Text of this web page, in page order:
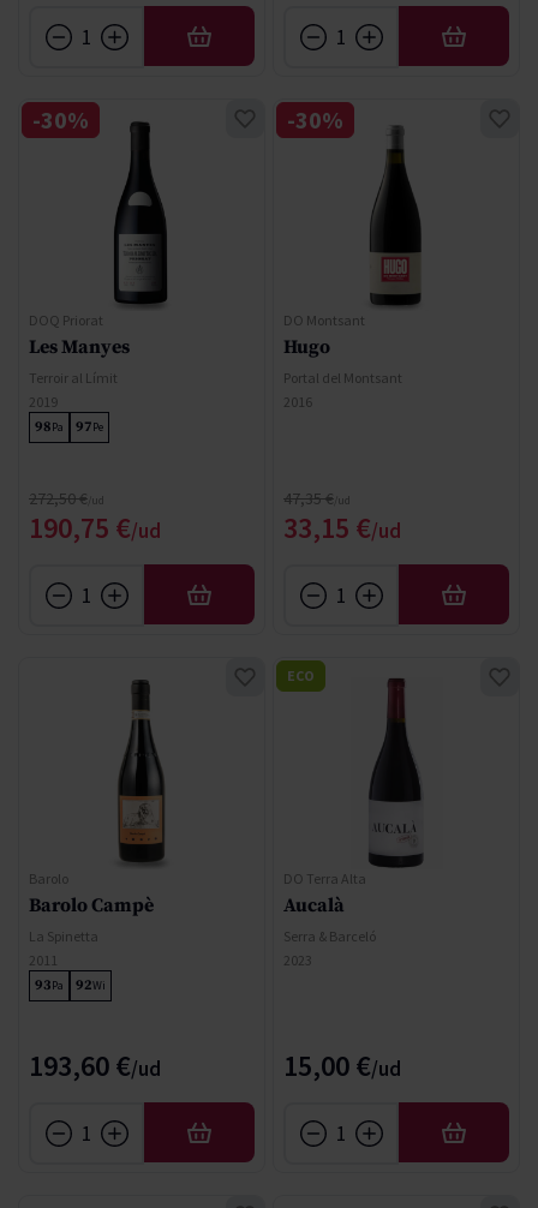
AÑADIR AÑADIR
DOQ Priorat
Les Manyes
Terroir al Límit
2019
98Pa 97Pe
Precio especial
190,75 €
Precio normal
272,50 €
-30%
AÑADIR
DO Montsant
Hugo
Portal del Montsant
2016
Precio especial
33,15 €
Precio normal
47,35 €
-30%
AÑADIR
Barolo
Barolo Campè
La Spinetta
2011
93Pa 92Wi
193,60 €
AÑADIR
DO Terra Alta
Aucalà
Serra & Barceló
2023
15,00 €
ECO
AÑADIR